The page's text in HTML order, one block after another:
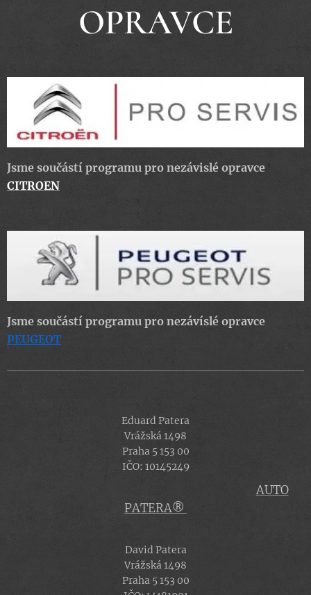
OPRAVCE
Jsme součástí programu pro nezávislé opravce
CITROEN
Jsme součástí programu pro nezávíslé opravce
PEUGEOT
Eduard Patera
Vrážská 1498
Praha 5 153 00
IČO: 10145249
AUTO
PATERA®
David Patera
Vrážská 1498
Praha 5 153 00